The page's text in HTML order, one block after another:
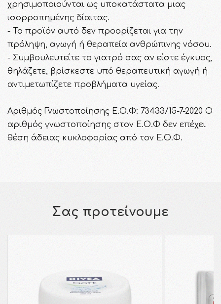
χρησιμοποιούνται ως υποκατάστατα μιας
ισορροπημένης δίαιτας.
- Το προϊόν αυτό δεν προορίζεται για την
πρόληψη, αγωγή ή θεραπεία ανθρώπινης νόσου.
- Συμβουλευτείτε το γιατρό σας αν είστε έγκυος,
θηλάζετε, βρίσκεστε υπό θεραπευτική αγωγή ή
αντιμετωπίζετε προβλήματα υγείας.
Αριθμός Γνωστοποίησης Ε.Ο.Φ: 73433/15-7-2020 Ο
αριθμός γνωστοποίησης στον Ε.Ο.Φ δεν επέχει
θέση άδειας κυκλοφορίας από τον Ε.Ο.Φ.
Σας προτείνουμε